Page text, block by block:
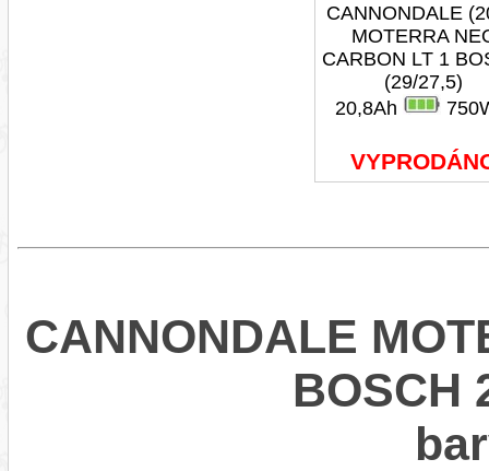
CANNONDALE
MOTERRA
CARBON LT 1
(29/27,5)
20,8Ah
CANNONDALE
BOSCH